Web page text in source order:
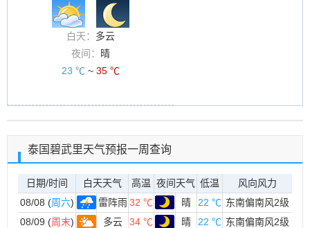
白天： 多云
夜间：
晴
23 ℃ ~ 35 ℃
泰国碧武里天气预报一周查询
日期/时间 白天天气 高温 夜间天气 低温
风向风力
08/08 (周六) 雷阵雨 32 ℃ 晴 22 ℃ 东南偏南风2级
08/09 (周末) 多云 34 ℃ 晴 22 ℃ 东南偏南风2级